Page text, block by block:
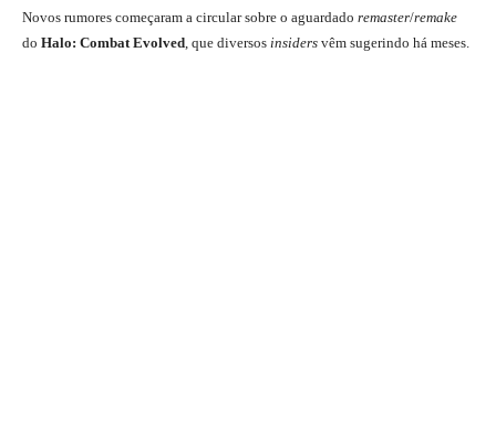
Novos rumores começaram a circular sobre o aguardado remaster/remake
do Halo: Combat Evolved, que diversos insiders vêm sugerindo há meses.